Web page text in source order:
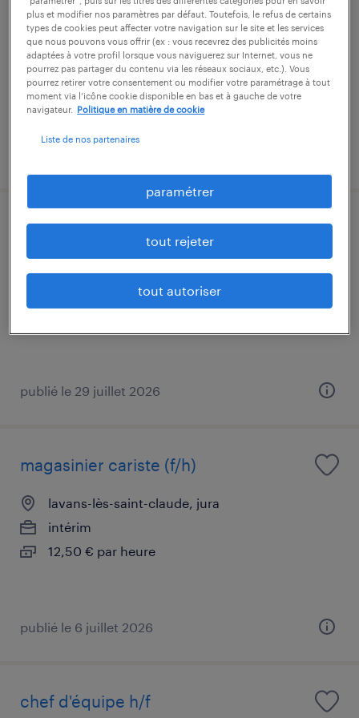
pratz, jura
cdi
45 000 € - 48 000 € par année
contrôleur (se) qualité (f/h)
publié le 29 juillet 2026
magasinier cariste (f/h)
lavans-lès-saint-claude, jura
intérim
12,50 € par heure
publié le 6 juillet 2026
chef d'équipe h/f
plus et modifier nos paramètres par défaut. Toutefois, le refus de certains
types de cookies peut affecter votre navigation sur le site et les services
que nous pouvons vous offrir (ex : vous recevrez des publicités moins
adaptées à votre profil lorsque vous naviguerez sur Internet, vous ne
pourrez pas partager du contenu via les réseaux sociaux, etc.). Vous
pourrez retirer votre consentement ou modifier votre paramétrage à tout
moment via l’icône cookie disponible en bas et à gauche de votre
navigateur.
Politique en matière de cookie
Liste de nos partenaires
paramétrer
tout rejeter
tout autoriser